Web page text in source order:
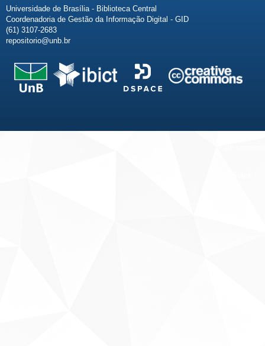
Universidade de Brasília - Biblioteca Central
Coordenadoria de Gestão da Informação Digital - GID
(61) 3107-2683
repositorio@unb.br